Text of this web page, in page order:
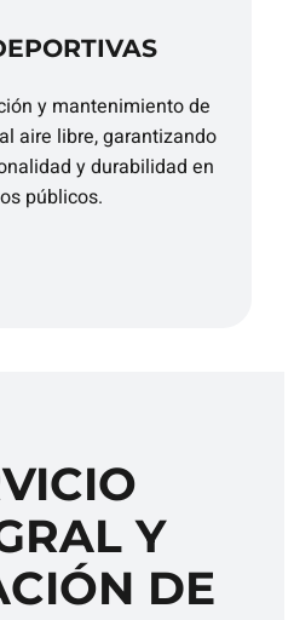
y mantenimiento de
aire libre, garantizando
y durabilidad en
públicos.
Y
DE